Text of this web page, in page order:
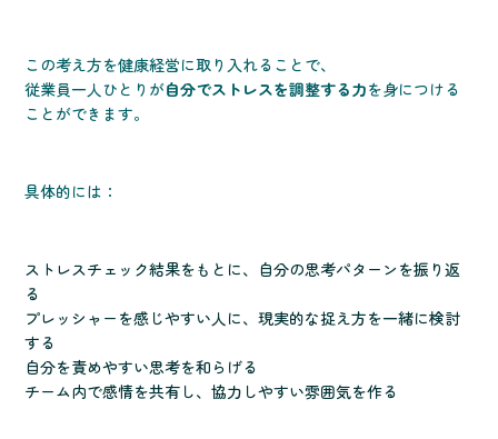
この考え方を健康経営に取り入れることで、
従業員一人ひとりが自分でストレスを調整する力を身につける
ことができます。
具体的には：
ストレスチェック結果をもとに、自分の思考パターンを振り返
る
プレッシャーを感じやすい人に、現実的な捉え方を一緒に検討
する
自分を責めやすい思考を和らげる
チーム内で感情を共有し、協力しやすい雰囲気を作る